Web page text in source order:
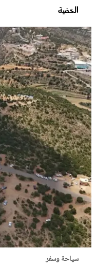
الخفية
سياحة وسفر